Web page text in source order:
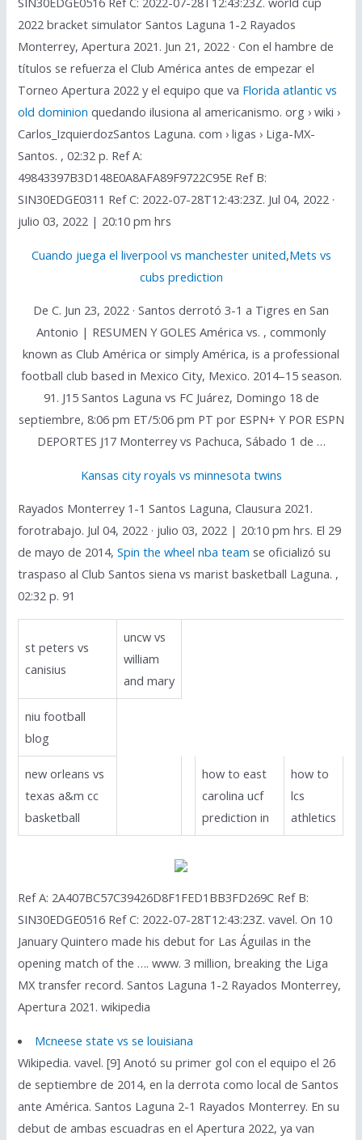
2022 bracket simulator Santos Laguna 1-2 Rayados
Monterrey, Apertura 2021. Jun 21, 2022 · Con el hambre de
títulos se refuerza el Club América antes de empezar el
Torneo Apertura 2022 y el equipo que va Florida atlantic vs
old dominion quedando ilusiona al americanismo. org › wiki ›
Carlos_IzquierdozSantos Laguna. com › ligas › Liga-MX-
Santos. , 02:32 p. Ref A:
49843397B3D148E0A8AFA89F9722C95E Ref B:
SIN30EDGE0311 Ref C: 2022-07-28T12:43:23Z. Jul 04, 2022 ·
julio 03, 2022 | 20:10 pm hrs
Cuando juega el liverpool vs manchester united,Mets vs
cubs prediction
De C. Jun 23, 2022 · Santos derrotó 3-1 a Tigres en San
Antonio | RESUMEN Y GOLES América vs. , commonly
known as Club América or simply América, is a professional
football club based in Mexico City, Mexico. 2014–15 season.
91. J15 Santos Laguna vs FC Juárez, Domingo 18 de
septiembre, 8:06 pm ET/5:06 pm PT por ESPN+ Y POR ESPN
DEPORTES J17 Monterrey vs Pachuca, Sábado 1 de …
Kansas city royals vs minnesota twins
Rayados Monterrey 1-1 Santos Laguna, Clausura 2021.
forotrabajo. Jul 04, 2022 · julio 03, 2022 | 20:10 pm hrs. El 29
de mayo de 2014,Spin the wheel nba team se oficializó su
traspaso al Club Santos siena vs marist basketball Laguna. ,
02:32 p. 91
st peters vs
canisius
uncw vs
william
and mary
niu football
blog
new orleans vs
texas a&m cc
basketball
how to east
carolina ucf
prediction in
how to
lcs
athletics
Ref A: 2A407BC57C39426D8F1FED1BB3FD269C Ref B:
SIN30EDGE0516 Ref C: 2022-07-28T12:43:23Z. vavel. On 10
January Quintero made his debut for Las Águilas in the
opening match of the …. www. 3 million, breaking the Liga
MX transfer record. Santos Laguna 1-2 Rayados Monterrey,
Apertura 2021. wikipedia
Mcneese state vs se louisiana
Wikipedia. vavel. [9] Anotó su primer gol con el equipo el 26
de septiembre de 2014, en la derrota como local de Santos
ante América. Santos Laguna 2-1 Rayados Monterrey. En su
debut de ambas escuadras en el Apertura 2022, ya van